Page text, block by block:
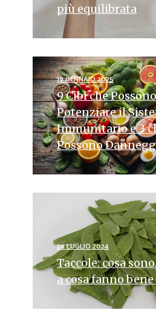
più equilibrata
19 GENNAIO 2025
9 Cibi che Possono
Potenziare il
Immunitario e 3
Possono
26 LUGLIO 2024
Taccole: cosa
a cosa fanno